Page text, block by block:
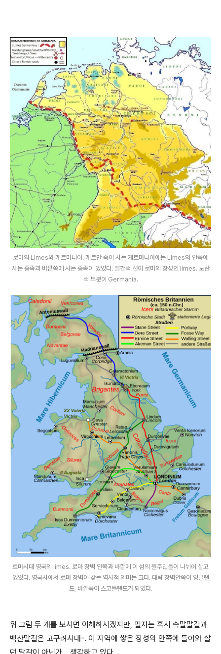
로마의 Limes와 게르마니아. 게르만 족이 사는 게르마니아에는 Limes의 안쪽에
사는 종족과 바깥쪽에 사는 종족이 있었다. 빨간색 선이 로마의 장성인 limes. 노란
색 부분이 Germania.
로마시대 영국의 limes. 로마 장벽 안쪽과 바깥에 이 섬의 원주민들이 나뉘어 살고
있었다. 영국사에서 로마 장벽이 갖는 역사적 의미는 크다. 대략 장벽안쪽이 잉글랜
드, 바깥쪽이 스코틀랜드가 되었다.
위 그림 두 개를 보시면 이해하시겠지만, 필자는 혹시 속말말갈과
백산말갈은 고구려시대-. 이 지역에 쌓은 장성의 안쪽에 들어와 살